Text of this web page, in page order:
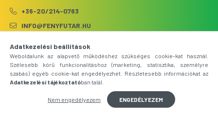
+36-20/214-0763
INFO@FENYFUTAR.HU
Árukereső.hu
Adatkezelési beállítások
Weboldalunk az alapvető működéshez szükséges cookie-kat használ.
Szélesebb körű funkcionalitáshoz (marketing, statisztika, személyre
szabás) egyéb cookie-kat engedélyezhet. Részletesebb információkat az
Adatkezelési tájékoztatóban talál.
Nem engedélyezem ENGEDÉLYEZEM